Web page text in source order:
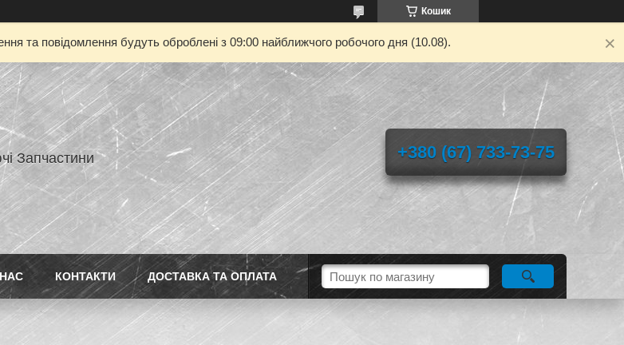
Кошик
та повідомлення будуть оброблені з 09:00 найближчого робочого дня (10.08).
Запчастини +380 (67) 733-73-75
КОНТАКТИ ДОСТАВКА ТА ОПЛАТА